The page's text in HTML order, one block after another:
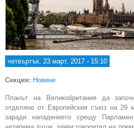
четвъртък, 23 март, 2017 - 15:10
Секция: Новини
Планът на Великобритания да
отделяне от Европейския съюз на 29
заради нападението срещу